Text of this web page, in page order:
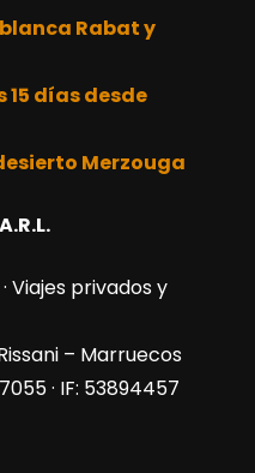
Rabat y
días desde
Merzouga
Viajes privados y
– Marruecos
· IF: 53894457